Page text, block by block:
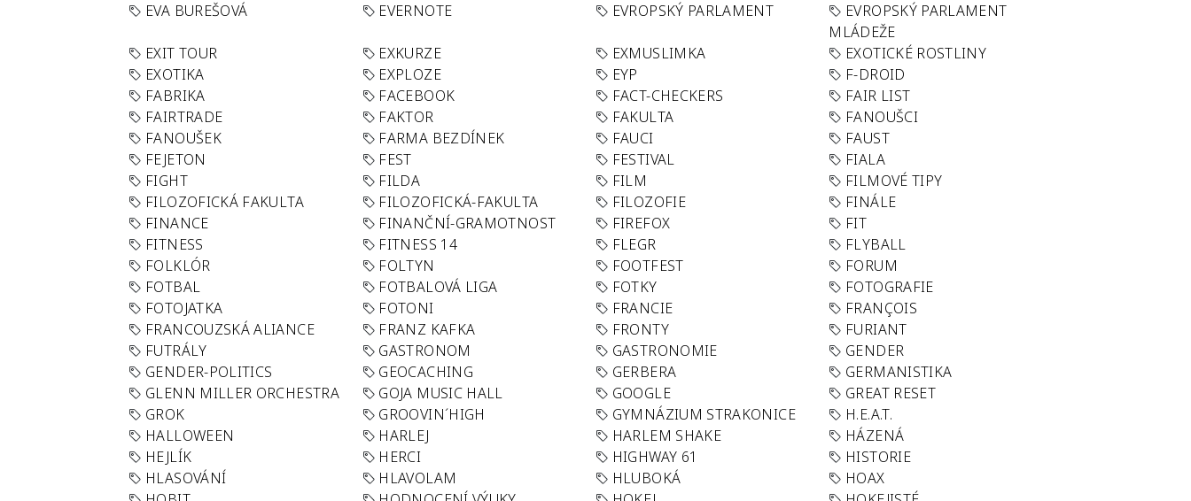
EVA BUREŠOVÁ
EVERNOTE EVROPSKÝ PARLAMENT
EVROPSKÝ PARLAMENT
MLÁDEŽE
EXIT TOUR
EXKURZE EXMUSLIMKA
EXOTICKÉ ROSTLINY
EXOTIKA
EXPLOZE EYP
F-DROID
FABRIKA
FACEBOOK FACT-CHECKERS
FAIR LIST
FAIRTRADE
FAKTOR FAKULTA
FANOUŠCI
FANOUŠEK
FARMA BEZDÍNEK FAUCI
FAUST
FEJETON
FEST FESTIVAL
FIALA
FIGHT
FILDA FILM
FILMOVÉ TIPY
FILOZOFICKÁ FAKULTA
FILOZOFICKÁ-FAKULTA FILOZOFIE
FINÁLE
FINANCE
FINANČNÍ-GRAMOTNOST FIREFOX
FIT
FITNESS
FITNESS 14 FLEGR
FLYBALL
FOLKLÓR
FOLTYN FOOTFEST
FORUM
FOTBAL
FOTBALOVÁ LIGA FOTKY
FOTOGRAFIE
FOTOJATKA
FOTONI FRANCIE
FRANÇOIS
FRANCOUZSKÁ ALIANCE
FRANZ KAFKA FRONTY
FURIANT
FUTRÁLY
GASTRONOM GASTRONOMIE
GENDER
GENDER-POLITICS
GEOCACHING GERBERA
GERMANISTIKA
GLENN MILLER ORCHESTRA
GOJA MUSIC HALL GOOGLE
GREAT RESET
GROK
GROOVIN´HIGH GYMNÁZIUM STRAKONICE
H.E.A.T.
HALLOWEEN
HARLEJ HARLEM SHAKE
HÁZENÁ
HEJLÍK
HERCI HIGHWAY 61
HISTORIE
HLASOVÁNÍ
HLAVOLAM HLUBOKÁ
HOAX